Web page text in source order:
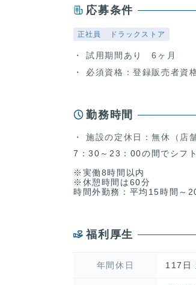
応募条件
正社員 ドラックストア
試用期間あり 6ヶ月
必須資格：登録販売者資
勤務時間
施設の定休日：無休（店
7：30～23：00の間でシフ
※実働8時間以内
※休憩時間は60分
時間外勤務：平均15時間～
福利厚生
年間休日 117日